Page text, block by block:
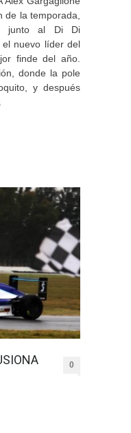
de la temporada,
junto al Di Di
nuevo líder del
finde del año.
donde la pole
y después
0